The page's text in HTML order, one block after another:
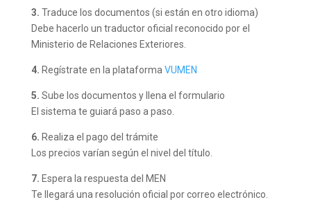
3. Traduce los documentos (si están en otro idioma)
Debe hacerlo un traductor oficial reconocido por el
Ministerio de Relaciones Exteriores.
4. Regístrate en la plataforma VUMEN
5. Sube los documentos y llena el formulario
El sistema te guiará paso a paso.
6. Realiza el pago del trámite
Los precios varían según el nivel del título.
7. Espera la respuesta del MEN
Te llegará una resolución oficial por correo electrónico.